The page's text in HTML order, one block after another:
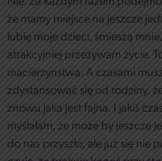
że mamy miejsce na jeszcze
lubię moje dzieci, śmieszą
atrakcyjniej przeżywam życie.
macierzyństwa. A czasami
zdystansować się od rodziny,
znowu jaka jest fajna. I jakiś
myślałam, że może by jeszcze
do nas przyszło, ale już się nie